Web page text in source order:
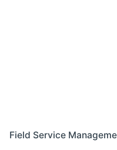
Field Service